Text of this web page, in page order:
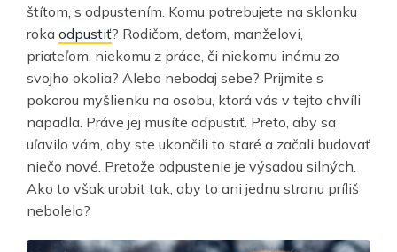
štítom, s odpustením. Komu potrebujete na sklonku
roka odpustiť? Rodičom, deťom, manželovi,
priateľom, niekomu z práce, či niekomu inému zo
svojho okolia? Alebo nebodaj sebe? Prijmite s
pokorou myšlienku na osobu, ktorá vás v tejto chvíli
napadla. Práve jej musíte odpustiť. Preto, aby sa
uľavilo vám, aby ste ukončili to staré a začali budovať
niečo nové. Pretože odpustenie je výsadou silných.
Ako to však urobiť tak, aby to ani jednu stranu príliš
nebolelo?